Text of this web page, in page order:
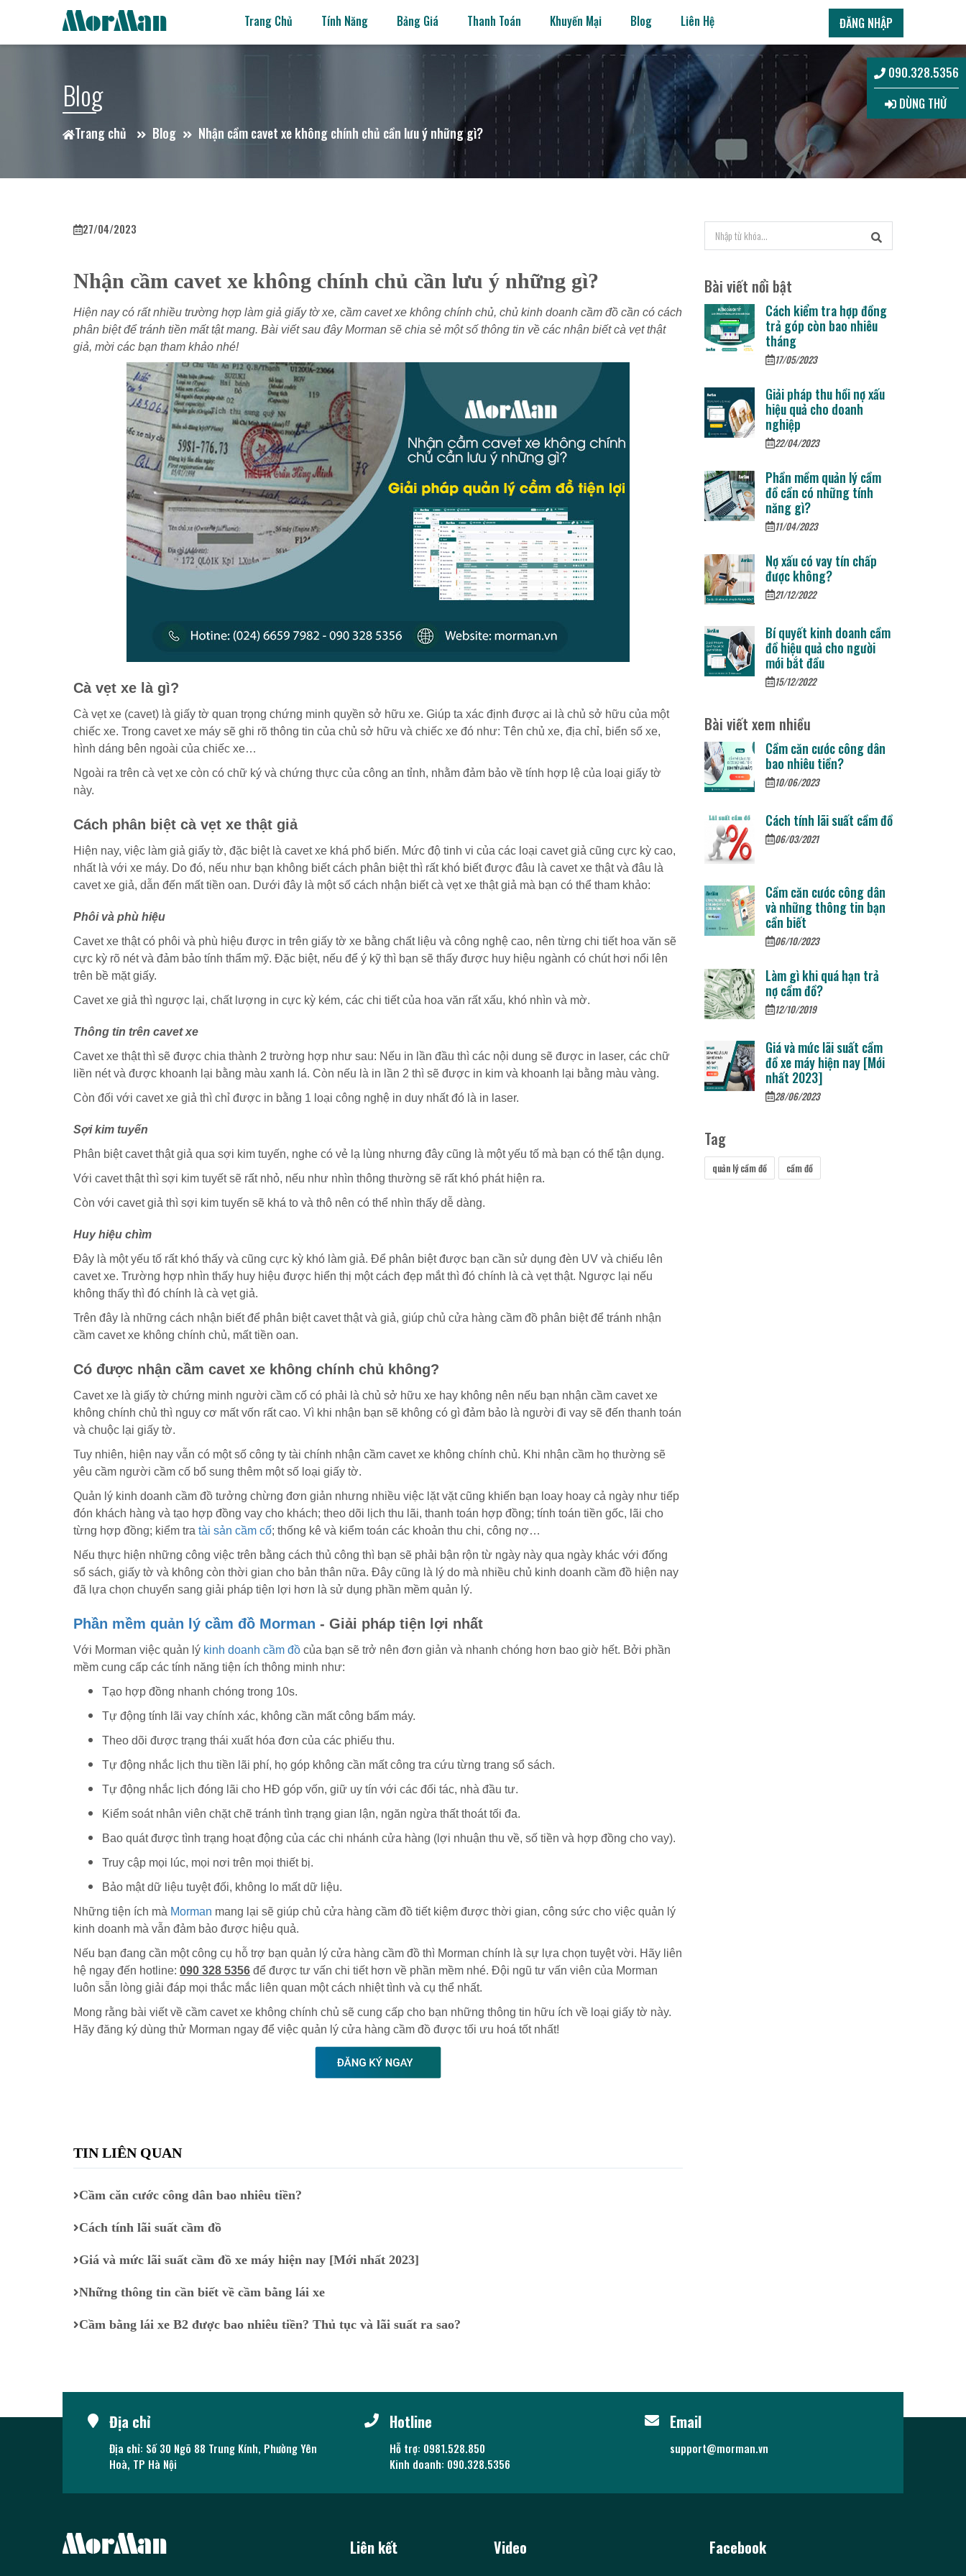
Trang Chủ Tính Năng Bảng Giá Thanh Toán Khuyến Mại Blog Liên Hệ ĐĂNG NHẬP
Blog
Trang chủ Blog Nhận cầm cavet xe không chính chủ cần lưu ý những gì?
27/04/2023
Nhận cầm cavet xe không chính chủ cần lưu ý những gì?
Hiện nay có rất nhiều trường hợp làm giả giấy tờ xe, cầm cavet xe không chính chủ, chủ kinh doanh cầm đồ cần có cách
phân biệt để tránh tiền mất tật mang. Bài viết sau đây Morman sẽ chia sẻ một số thông tin về các nhận biết cà vẹt thật
giả, mời các bạn tham khảo nhé!
Cà vẹt xe là gì?
Cà vẹt xe (cavet) là giấy tờ quan trọng chứng minh quyền sở hữu xe. Giúp ta xác định được ai là chủ sở hữu của một
chiếc xe. Trong cavet xe máy sẽ ghi rõ thông tin của chủ sở hữu và chiếc xe đó như: Tên chủ xe, địa chỉ, biển số xe,
hình dáng bên ngoài của chiếc xe…
Ngoài ra trên cà vẹt xe còn có chữ ký và chứng thực của công an tỉnh, nhằm đảm bảo về tính hợp lệ của loại giấy tờ
này.
Cách phân biệt cà vẹt xe thật giả
Hiện nay, việc làm giả giấy tờ, đặc biệt là cavet xe khá phổ biến. Mức độ tinh vi của các loại cavet giả cũng cực kỳ cao,
nhất là với xe máy. Do đó, nếu như bạn không biết cách phân biệt thì rất khó biết được đâu là cavet xe thật và đâu là
cavet xe giả, dẫn đến mất tiền oan. Dưới đây là một số cách nhận biết cà vẹt xe thật giả mà bạn có thể tham khảo:
Phôi và phù hiệu
Cavet xe thật có phôi và phù hiệu được in trên giấy tờ xe bằng chất liệu và công nghệ cao, nên từng chi tiết hoa văn sẽ
cực kỳ rõ nét và đảm bảo tính thẩm mỹ. Đặc biệt, nếu để ý kỹ thì bạn sẽ thấy được huy hiệu ngành có chút hơi nổi lên
trên bề mặt giấy.
Cavet xe giả thì ngược lại, chất lượng in cực kỳ kém, các chi tiết của hoa văn rất xấu, khó nhìn và mờ.
Thông tin trên cavet xe
Cavet xe thật thì sẽ được chia thành 2 trường hợp như sau: Nếu in lần đầu thì các nội dung sẽ được in laser, các chữ
liền nét và được khoanh lại bằng màu xanh lá. Còn nếu là in lần 2 thì sẽ được in kim và khoanh lại bằng màu vàng.
Còn đối với cavet xe giả thì chỉ được in bằng 1 loại công nghệ in duy nhất đó là in laser.
Sợi kim tuyến
Phân biệt cavet thật giả qua sợi kim tuyến, nghe có vẻ lạ lùng nhưng đây cũng là một yếu tố mà bạn có thể tận dụng.
Với cavet thật thì sợi kim tuyết sẽ rất nhỏ, nếu như nhìn thông thường sẽ rất khó phát hiện ra.
Còn với cavet giả thì sợi kim tuyến sẽ khá to và thô nên có thể nhìn thấy dễ dàng.
Huy hiệu chìm
Đây là một yếu tố rất khó thấy và cũng cực kỳ khó làm giả. Để phân biệt được bạn cần sử dụng đèn UV và chiếu lên
cavet xe. Trường hợp nhìn thấy huy hiệu được hiển thị một cách đẹp mắt thì đó chính là cà vẹt thật. Ngược lại nếu
không thấy thì đó chính là cà vẹt giả.
Trên đây là những cách nhận biết để phân biệt cavet thật và giả, giúp chủ cửa hàng cầm đồ phân biệt để tránh nhận
cầm cavet xe không chính chủ, mất tiền oan.
Có được nhận cầm cavet xe không chính chủ không?
Cavet xe là giấy tờ chứng minh người cầm cố có phải là chủ sở hữu xe hay không nên nếu bạn nhận cầm cavet xe
không chính chủ thì nguy cơ mất vốn rất cao. Vì khi nhận bạn sẽ không có gì đảm bảo là người đi vay sẽ đến thanh toán
và chuộc lại giấy tờ.
Tuy nhiên, hiện nay vẫn có một số công ty tài chính nhận cầm cavet xe không chính chủ. Khi nhận cầm họ thường sẽ
yêu cầm người cầm cố bổ sung thêm một số loại giấy tờ.
Quản lý kinh doanh cầm đồ tưởng chừng đơn giản nhưng nhiều việc lặt vặt cũng khiến bạn loay hoay cả ngày như tiếp
đón khách hàng và tạo hợp đồng vay cho khách; theo dõi lịch thu lãi, thanh toán hợp đồng; tính toán tiền gốc, lãi cho
từng hợp đồng; kiểm tra tài sản cầm cố; thống kê và kiểm toán các khoản thu chi, công nợ…
Nếu thực hiện những công việc trên bằng cách thủ công thì bạn sẽ phải bận rộn từ ngày này qua ngày khác với đống
sổ sách, giấy tờ và không còn thời gian cho bản thân nữa. Đây cũng là lý do mà nhiều chủ kinh doanh cầm đồ hiện nay
đã lựa chọn chuyển sang giải pháp tiện lợi hơn là sử dụng phần mềm quản lý.
Phần mềm quản lý cầm đồ Morman - Giải pháp tiện lợi nhất
Với Morman việc quản lý kinh doanh cầm đồ của bạn sẽ trở nên đơn giản và nhanh chóng hơn bao giờ hết. Bởi phần
mềm cung cấp các tính năng tiện ích thông minh như:
Tạo hợp đồng nhanh chóng trong 10s.
Tự động tính lãi vay chính xác, không cần mất công bấm máy.
Theo dõi được trạng thái xuất hóa đơn của các phiếu thu.
Tự động nhắc lịch thu tiền lãi phí, họ góp không cần mất công tra cứu từng trang sổ sách.
Tự động nhắc lịch đóng lãi cho HĐ góp vốn, giữ uy tín với các đối tác, nhà đầu tư.
Kiểm soát nhân viên chặt chẽ tránh tình trạng gian lận, ngăn ngừa thất thoát tối đa.
Bao quát được tình trạng hoạt động của các chi nhánh cửa hàng (lợi nhuận thu về, số tiền và hợp đồng cho vay).
Truy cập mọi lúc, mọi nơi trên mọi thiết bị.
Bảo mật dữ liệu tuyệt đối, không lo mất dữ liệu.
Những tiện ích mà Morman mang lại sẽ giúp chủ cửa hàng cầm đồ tiết kiệm được thời gian, công sức cho việc quản lý
kinh doanh mà vẫn đảm bảo được hiệu quả.
Nếu bạn đang cần một công cụ hỗ trợ bạn quản lý cửa hàng cầm đồ thì Morman chính là sự lựa chọn tuyệt vời. Hãy liên
hệ ngay đến hotline: 090 328 5356 để được tư vấn chi tiết hơn về phần mềm nhé. Đội ngũ tư vấn viên của Morman
luôn sẵn lòng giải đáp mọi thắc mắc liên quan một cách nhiệt tình và cụ thể nhất.
Mong rằng bài viết về cầm cavet xe không chính chủ sẽ cung cấp cho bạn những thông tin hữu ích về loại giấy tờ này.
Hãy đăng ký dùng thử Morman ngay để việc quản lý cửa hàng cầm đồ được tối ưu hoá tốt nhất!
TIN LIÊN QUAN
Cầm căn cước công dân bao nhiêu tiền?
Cách tính lãi suất cầm đồ
Giá và mức lãi suất cầm đồ xe máy hiện nay [Mới nhất 2023]
Những thông tin cần biết về cầm bằng lái xe
Cầm bằng lái xe B2 được bao nhiêu tiền? Thủ tục và lãi suất ra sao?
Bài viết nổi bật
Cách kiểm tra hợp đồng
trả góp còn bao nhiêu
tháng
17/05/2023
Giải pháp thu hồi nợ xấu
hiệu quả cho doanh
nghiệp
22/04/2023
Phần mềm quản lý cầm
đồ cần có những tính
năng gì?
11/04/2023
Nợ xấu có vay tín chấp
được không?
21/12/2022
Bí quyết kinh doanh cầm
đồ hiệu quả cho người
mới bắt đầu
15/12/2022
Bài viết xem nhiều
Cầm căn cước công dân
bao nhiêu tiền?
10/06/2023
Cách tính lãi suất cầm đồ
06/03/2021
Cầm căn cước công dân
và những thông tin bạn
cần biết
06/10/2023
Làm gì khi quá hạn trả
nợ cầm đồ?
12/10/2019
Giá và mức lãi suất cầm
đồ xe máy hiện nay [Mới
nhất 2023]
28/06/2023
Tag
quản lý cầm đồ cầm đồ
Địa chỉ
Địa chỉ: Số 30 Ngõ 88 Trung Kính, Phường Yên
Hoà, TP Hà Nội
Hotline
Hỗ trợ: 0981.528.850
Kinh doanh: 090.328.5356
Email
support@morman.vn
Liên kết Video Facebook
090.328.5356
DÙNG THỬ